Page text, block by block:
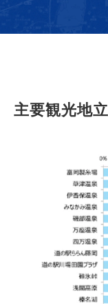
主要観光地